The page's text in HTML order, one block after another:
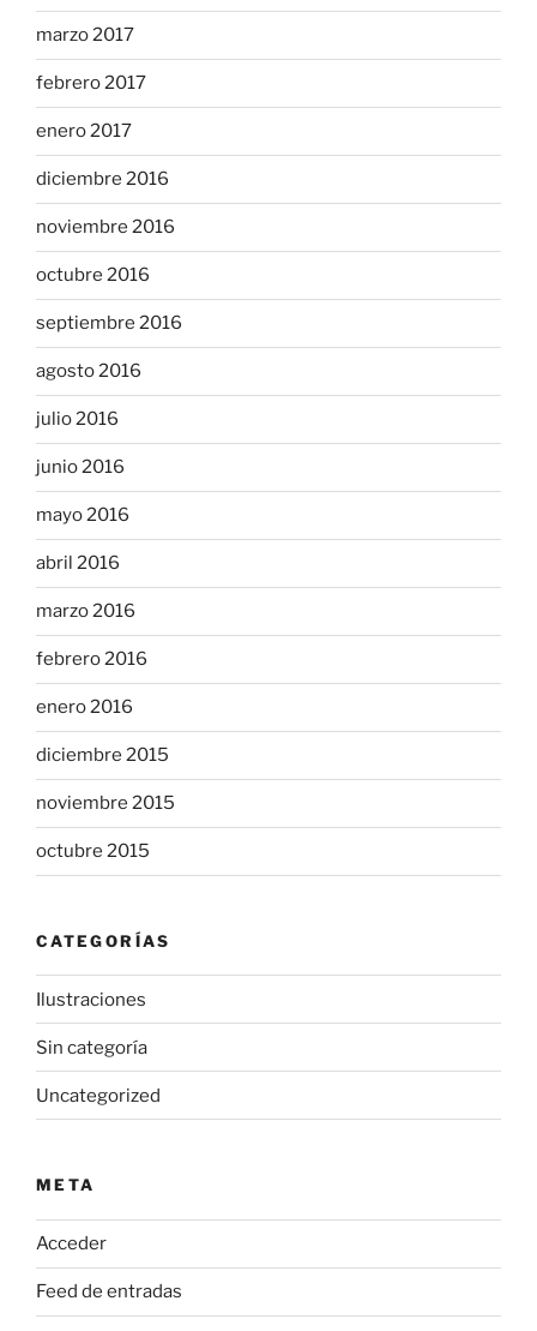
marzo 2017
febrero 2017
enero 2017
diciembre 2016
noviembre 2016
octubre 2016
septiembre 2016
agosto 2016
julio 2016
junio 2016
mayo 2016
abril 2016
marzo 2016
febrero 2016
enero 2016
diciembre 2015
noviembre 2015
octubre 2015
CATEGORÍAS
Ilustraciones
Sin categoría
Uncategorized
META
Acceder
Feed de entradas